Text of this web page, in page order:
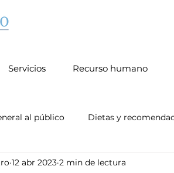
Servicios Recurso humano
al público Dietas y
procedimien
12 abr 2023 2 min de lectura